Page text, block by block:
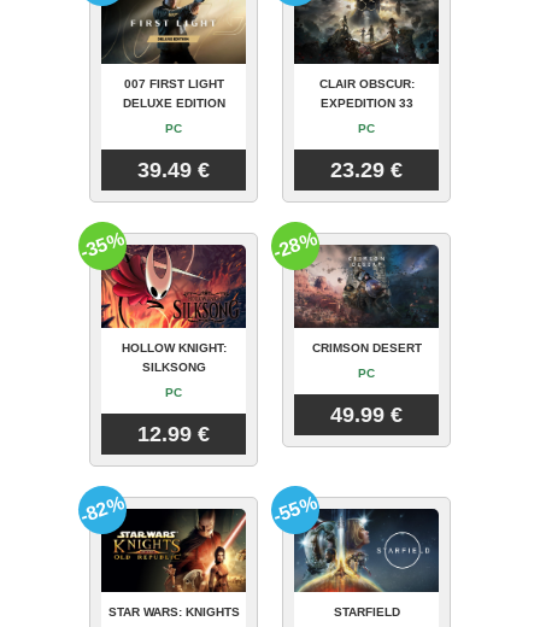
007 FIRST LIGHT
DELUXE EDITION
PC
39.49 €
CLAIR OBSCUR:
EXPEDITION 33
PC
23.29 €
HOLLOW KNIGHT:
SILKSONG
PC
12.99 €
-35%
CRIMSON DESERT
PC
49.99 €
-28%
STAR WARS: KNIGHTS
-82%
STARFIELD
-55%